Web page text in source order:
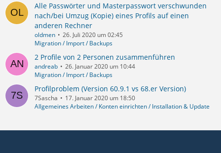
Alle Passwörter und Masterpasswort verschwunden
nach/bei Umzug (Kopie) eines Profils auf einen
anderen Rechner
oldmen
26. Juli 2020 um 02:45
Migration / Import / Backups
2 Profile von 2 Personen zusammenführen
andreab
26. Januar 2020 um 10:44
Migration / Import / Backups
Profilproblem (Version 60.9.1 vs 68.er Version)
7Sascha
17. Januar 2020 um 18:50
Allgemeines Arbeiten / Konten einrichten / Installation & Update